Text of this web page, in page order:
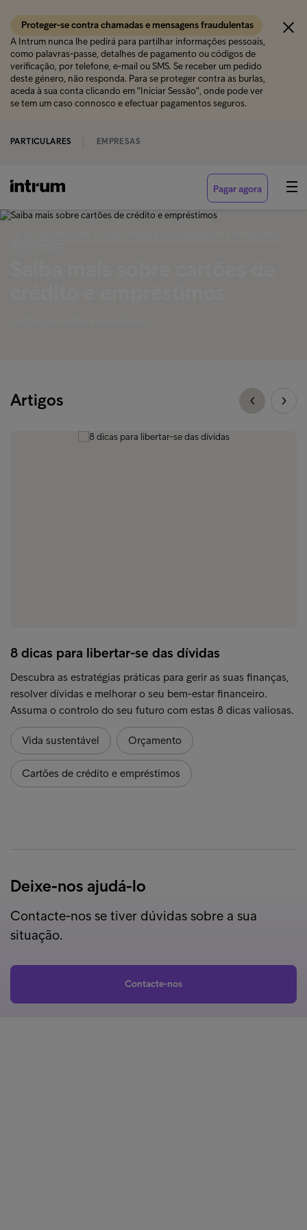
Proteger-se contra chamadas e mensagens fraudulentas
A Intrum nunca lhe pedirá para partilhar informações pessoais,
como palavras-passe, detalhes de pagamento ou códigos de
verificação, por telefone, e-mail ou SMS. Se receber um pedido
deste género, não responda. Para se proteger contra as burlas,
aceda à sua conta clicando em "Iniciar Sessão", onde pode ver
se tem um caso connosco e efectuar pagamentos seguros.
PARTICULARES EMPRESAS
Pagar agora
Artigos
8 dicas para libertar-se das dívidas
Descubra as estratégias práticas para gerir as suas finanças,
resolver dívidas e melhorar o seu bem-estar financeiro.
Assuma o controlo do seu futuro com estas 8 dicas valiosas.
Vida sustentável Orçamento
Cartões de crédito e empréstimos
Deixe-nos ajudá-lo
Contacte-nos se tiver dúvidas sobre a sua
situação.
Contacte-nos